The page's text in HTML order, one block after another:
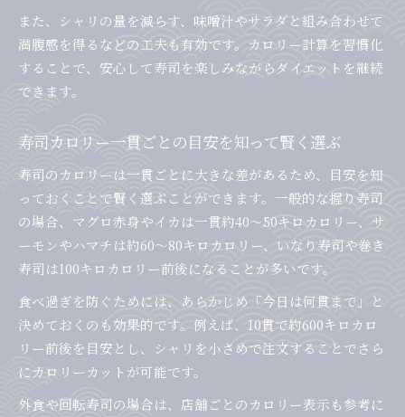
また、シャリの量を減らす、味噌汁やサラダと組み合わせて
満腹感を得るなどの工夫も有効です。カロリー計算を習慣化
することで、安心して寿司を楽しみながらダイエットを継続
できます。
寿司カロリー一貫ごとの目安を知って賢く選ぶ
寿司のカロリーは一貫ごとに大きな差があるため、目安を知
っておくことで賢く選ぶことができます。一般的な握り寿司
の場合、マグロ赤身やイカは一貫約40～50キロカロリー、サ
ーモンやハマチは約60～80キロカロリー、いなり寿司や巻き
寿司は100キロカロリー前後になることが多いです。
食べ過ぎを防ぐためには、あらかじめ「今日は何貫まで」と
決めておくのも効果的です。例えば、10貫で約600キロカロ
リー前後を目安とし、シャリを小さめで注文することでさら
にカロリーカットが可能です。
外食や回転寿司の場合は、店舗ごとのカロリー表示も参考に